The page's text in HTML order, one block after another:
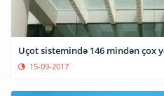
Uçot sistemində 146 mindən çox
15-09-2017